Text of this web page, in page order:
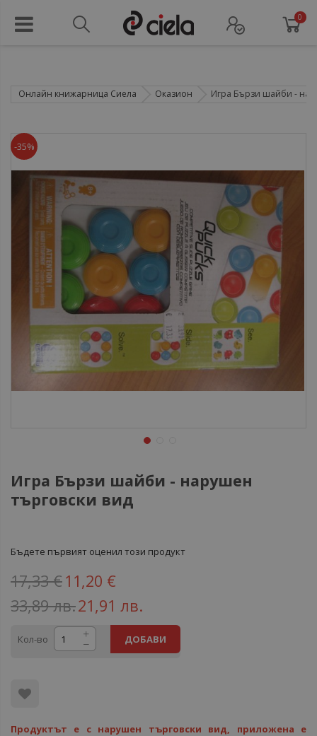
0
Онлайн книжарница Сиела Оказион Игра Бързи шайби -
Игра Бързи шайби - нарушен
търговски вид
Бъдете първият оценил този продукт
17,33 €11,20 €
33,89 лв.21,91 лв.
Кол-во ДОБАВИ
Продуктът е с нарушен търговски вид, приложена е
-35%